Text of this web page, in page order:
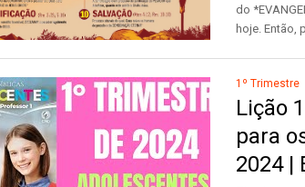
do
hoje. Então,
1º Trimestre
Lição
para
2024 |